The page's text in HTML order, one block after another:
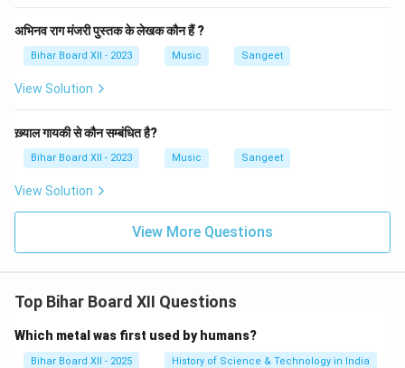
अभिनव राग मंजरी पुस्तक के लेखक कौन हैं ?
Bihar Board XII - 2023 Music Sangeet
View Solution
ख़्याल गायकी से कौन सम्बंधित है?
Bihar Board XII - 2023 Music Sangeet
View Solution
View More Questions
Top Bihar Board XII Questions
Which metal was first used by humans?
Bihar Board XII - 2025 History of Science & Technology in India